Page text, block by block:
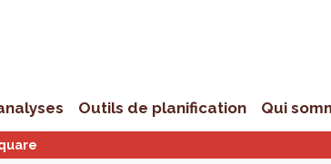
Outils de planification Qui